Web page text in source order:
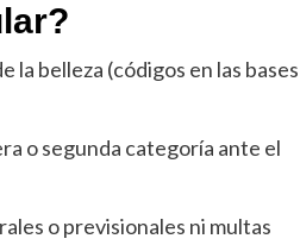
la belleza (códigos en las bases
o segunda categoría ante el
o previsionales ni multas